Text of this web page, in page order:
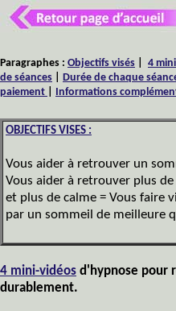
Paragraphes : Objectifs visés 4
de séances
Durée de chaque
paiement
Informations
OBJECTIFS VISES :
Vous aider à retrouver un
Vous aider à retrouver plus
et plus de calme = Vous faire
par un sommeil de meilleure
4 mini-vidéos d'hypnose pour
durablement.